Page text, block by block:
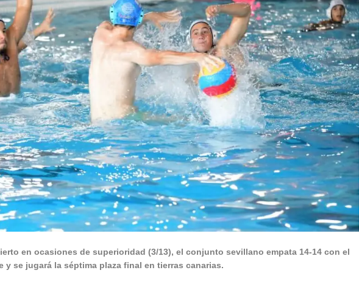
en ocasiones de superioridad (3/13), el conjunto sevillano empata 14-14 con el
y se jugará la séptima plaza final en tierras canarias.